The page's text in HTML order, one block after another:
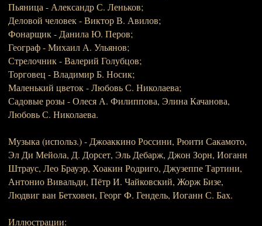
Пьяница - Александр С. Леньков;
Деловой человек - Виктор В. Авилов;
Фонарщик - Данила Ю. Перов;
Географ - Михаил А. Ульянов;
Стрелочник - Валерий Голубцов;
Торговец - Владимир Б. Носик;
Маленький цветок - Любовь С. Николаева;
Садовые розы - Олеся А. Филиппова, Элина Качанова,
Любовь С. Николаева.
Музыка (использ.) - Джоаккино Россини, Рюити Сакамото,
Эл Ди Мейола, Д. Дорсет, Эль Дебарж, Джон Зорн, Иоганн
Штраус, Лео Брауэр, Хоакин Родриго, Джузеппе Тартини,
Антонио Вивальди, Пётр И. Чайковский, Жорж Бизе,
Людвиг ван Бетховен, Георг Ф. Гендель, Иоганн С. Бах.
Иллюстрации: